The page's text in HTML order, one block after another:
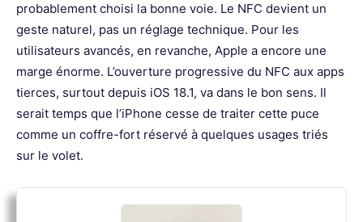
probablement choisi la bonne voie. Le NFC devient un
geste naturel, pas un réglage technique. Pour les
utilisateurs avancés, en revanche, Apple a encore une
marge énorme. L’ouverture progressive du NFC aux apps
tierces, surtout depuis iOS 18.1, va dans le bon sens. Il
serait temps que l’iPhone cesse de traiter cette puce
comme un coffre-fort réservé à quelques usages triés
sur le volet.